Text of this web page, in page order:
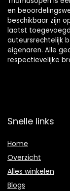
en
beschikbaar zijn
laatst
auteursrechtelijk
eigenaren. Alle
respectievelijke
Snelle links
Home
Overzicht
Alles winkelen
Blogs